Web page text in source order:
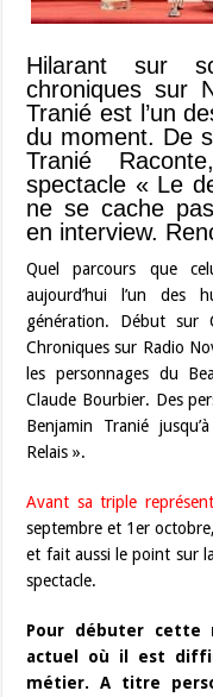
Hilarant sur
chroniques sur
Tranié est l’un
du moment. De
Tranié
spectacle « Le
ne se cache
en interview.
Quel parcours que
aujourd’hui l’un des
génération. Début sur
Chroniques sur Radio
les personnages du
Claude Bourbier. Des
Benjamin Tranié
Relais ».
Avant sa triple
septembre et 1er
et fait aussi le point sur
spectacle.
Pour débuter cette
actuel où il est
métier. A titre